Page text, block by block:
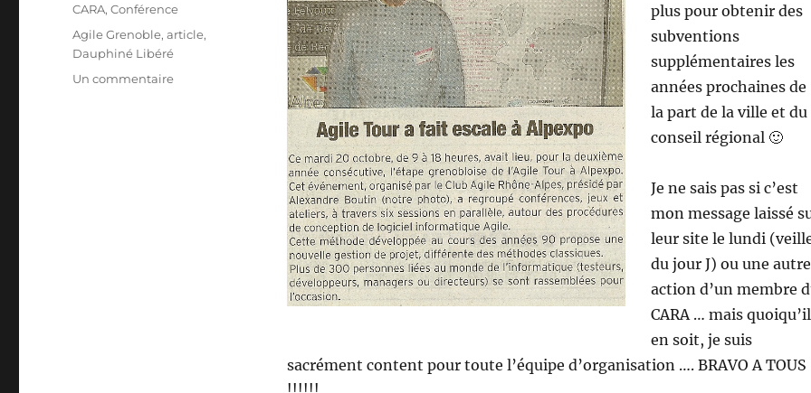
plus pour obtenir des
subventions
supplémentaires les
années prochaines de
la part de la ville et du
conseil régional 🙂
Je ne sais pas si c’est
mon message laissé
leur site le lundi
du jour J) ou une autre
action d’un membre
CARA … mais quoiqu’il
en soit, je suis
sacrément content pour toute l’équipe d’organisation …. BRAVO A TOUS
Catégories
CARA,Conférence
Étiquettes
Agile Grenoble,article,
Dauphiné Libéré
Un commentairesur